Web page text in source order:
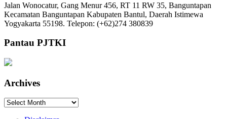
Jalan Wonocatur, Gang Menur 456, RT 11 RW 35, Banguntapan
Kecamatan Banguntapan Kabupaten Bantul, Daerah Istimewa
Yogyakarta 55198. Telepon: (+62)274 380839
Pantau PJTKI
Archives
Archives